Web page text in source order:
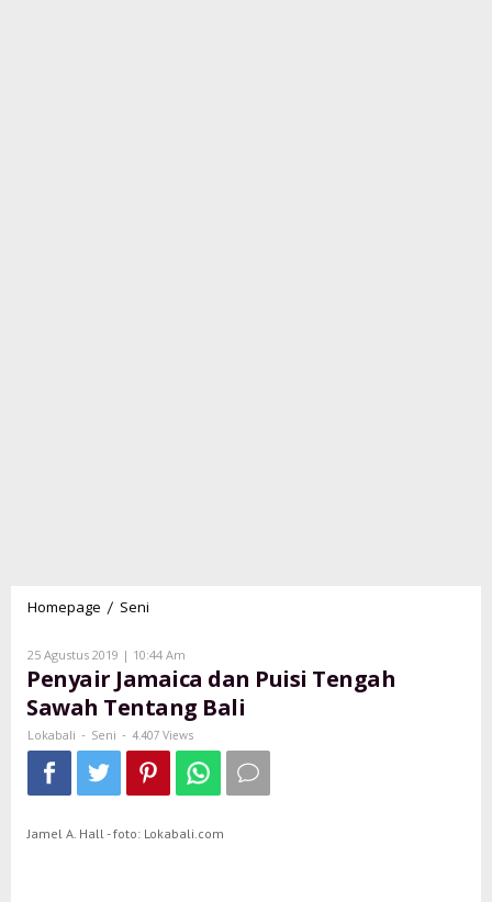
Homepage / Seni
dan
Puisi
Tengah
Sawah
Tentang
Bali
25 Agustus 2019 | 10:44 Am
Lokabali
Penyair Jamaica dan Puisi Tengah
Sawah Tentang Bali
Lokabali - Seni - 4.407 Views
Jamel A. Hall - foto: Lokabali.com